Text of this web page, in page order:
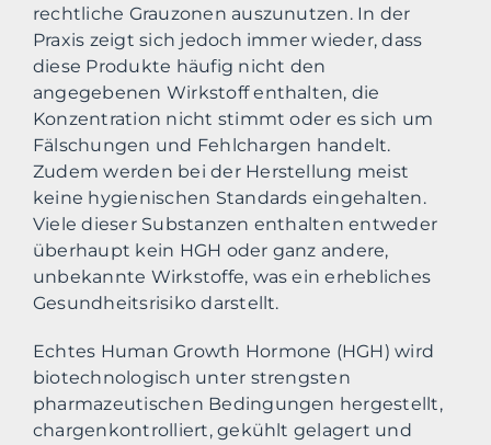
rechtliche Grauzonen auszunutzen. In der
Praxis zeigt sich jedoch immer wieder, dass
diese Produkte häufig nicht den
angegebenen Wirkstoff enthalten, die
Konzentration nicht stimmt oder es sich um
Fälschungen und Fehlchargen handelt.
Zudem werden bei der Herstellung meist
keine hygienischen Standards eingehalten.
Viele dieser Substanzen enthalten entweder
überhaupt kein HGH oder ganz andere,
unbekannte Wirkstoffe, was ein erhebliches
Gesundheitsrisiko darstellt.
Echtes Human Growth Hormone (HGH) wird
biotechnologisch unter strengsten
pharmazeutischen Bedingungen hergestellt,
chargenkontrolliert, gekühlt gelagert und